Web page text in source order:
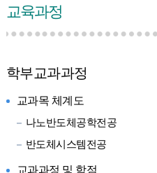
교육과정
학부교과과정
교과목 체계도
나노반도체공학전공
반도체시스템전공
교과과정 및 학점